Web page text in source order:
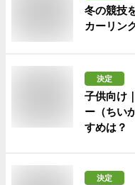
冬の競技
カーリン
決定
子供向け
ー（ちい
すめは？
決定